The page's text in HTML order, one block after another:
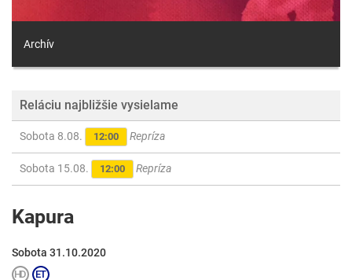
Archív
Reláciu najbližšie vysielame
Sobota 8.08. 12:00 Repríza
Sobota 15.08. 12:00 Repríza
Kapura
Sobota 31.10.2020